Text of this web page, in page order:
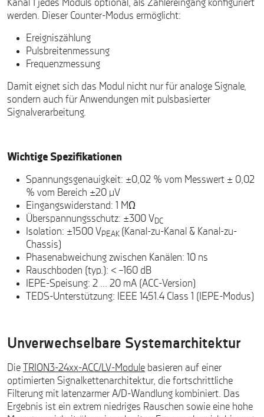
Kanal 1 jedes Moduls optional, als Zählereingang konfiguriert
werden. Dieser Counter-Modus ermöglicht:
Ereigniszählung
Pulsbreitenmessung
Frequenzmessung
Damit eignet sich das Modul nicht nur für analoge Signale,
sondern auch für Anwendungen mit pulsbasierter
Signalverarbeitung.
Wichtige Spezifikationen
Spannungsgenauigkeit: ±0,02 % vom Messwert ± 0,02
% vom Bereich ±20 µV
Eingangswiderstand: 1 MΩ
Überspannungsschutz: ±300 VDC
Isolation: ±1500 VPEAK (Kanal-zu-Kanal & Kanal-zu-
Chassis)
Phasenabweichung zwischen Kanälen: 10 ns
Rauschboden (typ.): < –160 dB
IEPE-Speisung: 2 … 20 mA (ACC-Version)
TEDS-Unterstützung: IEEE 1451.4 Class 1 (IEPE-Modus)
Unverwechselbare Systemarchitektur
Die TRION3-24xx-ACC/LV-Module basieren auf einer
optimierten Signalkettenarchitektur, die fortschrittliche
Filterung mit latenzarmer A/D-Wandlung kombiniert. Das
Ergebnis ist ein extrem niedriges Rauschen sowie eine hohe